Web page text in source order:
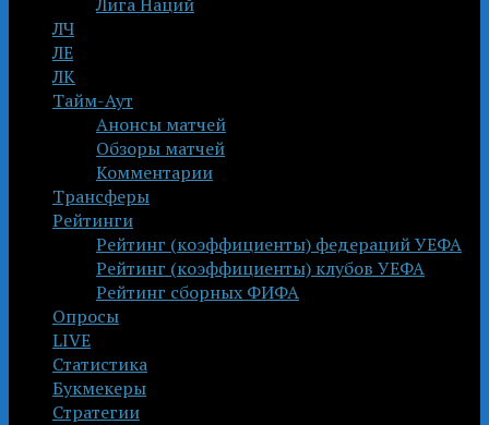
ЛЧ
ЛЕ
ЛК
Тайм-Аут
Анонсы матчей
Обзоры матчей
Комментарии
Трансферы
Рейтинги
Рейтинг (коэффициенты) федераций УЕФА
Рейтинг (коэффициенты) клубов УЕФА
Рейтинг сборных ФИФА
Опросы
LIVE
Статистика
Букмекеры
Стратегии